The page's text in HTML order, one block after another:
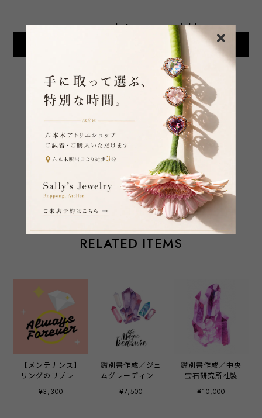
International shipping available
日本国内にお住まいの方向け
通報する
RELATED ITEMS
【メンテナンス】
リングのリプレー
ティング（メッキ
かけなおし）/ネ
¥3,300
鑑別書作成／ジェ
ムグレーディング
システムジャパン
社製
¥7,500
鑑別書作成／中央
宝石研究所社製
¥10,000